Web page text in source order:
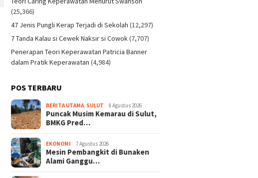
(25,366)
47 Jenis Pungli Kerap Terjadi di Sekolah (12,297)
7 Tanda Kalau si Cewek Naksir si Cowok(7,707)
Penerapan Teori Keperawatan Patricia Banner
dalam Pratik Keperawatan (4,984)
POS TERBARU
BERITA UTAMA, SULUT 8 Agustus 2026
Puncak Musim Kemarau di Sulut,
BMKG Pred…
EKONOMI 7 Agustus 2026
Mesin Pembangkit di Bunaken
Alami Ganggu…